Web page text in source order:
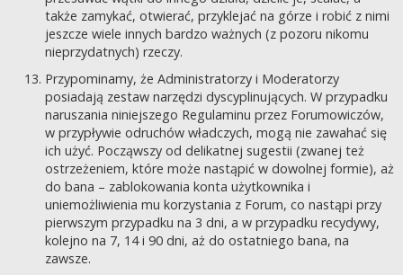
także zamykać, otwierać, przyklejać na górze i robić z nimi
jeszcze wiele innych bardzo ważnych (z pozoru nikomu
nieprzydatnych) rzeczy.
Przypominamy, że Administratorzy i Moderatorzy
posiadają zestaw narzędzi dyscyplinujących. W przypadku
naruszania niniejszego Regulaminu przez Forumowiczów,
w przypływie odruchów władczych, mogą nie zawahać się
ich użyć. Począwszy od delikatnej sugestii (zwanej też
ostrzeżeniem, które może nastąpić w dowolnej formie), aż
do bana – zablokowania konta użytkownika i
uniemożliwienia mu korzystania z Forum, co nastąpi przy
pierwszym przypadku na 3 dni, a w przypadku recydywy,
kolejno na 7, 14 i 90 dni, aż do ostatniego bana, na
zawsze.